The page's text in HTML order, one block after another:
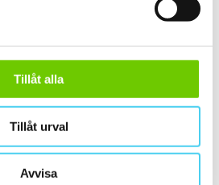
Tillåt alla
Tillåt urval
Avvisa